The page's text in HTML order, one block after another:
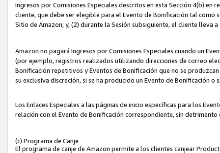
Ingresos por Comisiones Especiales descritos en esta Sección 4(b) en
cliente, que debe ser elegible para el Evento de Bonificación tal como
Sitio de Amazon; y, (2) durante la Sesión subsiguiente, el cliente lleva
Amazon no pagará Ingresos por Comisiones Especiales cuando un
(por ejemplo, registros realizados utilizando direcciones de correo
Bonificación repetitivos y Eventos de Bonificación que no se
su exclusiva discreción, si se ha producido un Evento de Bonificación
Los Enlaces Especiales a las páginas de inicio específicas para los
relación con el Evento de Bonificación correspondiente, sin
(c) Programa de Canje
El programa de canje de Amazon permite a los clientes canjear